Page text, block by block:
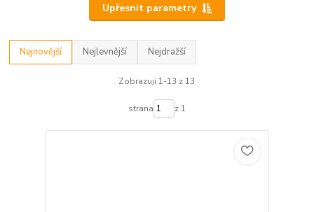
Upřesnit parametry
Nejnovější Nejlevnější Nejdražší
Zobrazuji 1-13 z 13
strana z 1